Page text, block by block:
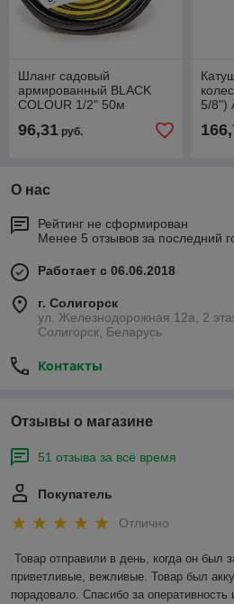
Шланг садовый
армированный BLACK
COLOUR 1/2" 50м
96,31 руб.
5/8")
О нас
Рейтинг не сформирован
Менее 5 отзывов за последний
Работает с 06.06.2018
г. Солигорск
ул. Железнодорожная 12а, 2
Солигорск, Беларусь
Контакты
Отзывы о магазине
51 отзыва за всё время
Покупатель
Отлично
Товар отправили в день, когда он был
приветливые, вежливые. Товар был
порадовало. Спасибо за оперативность